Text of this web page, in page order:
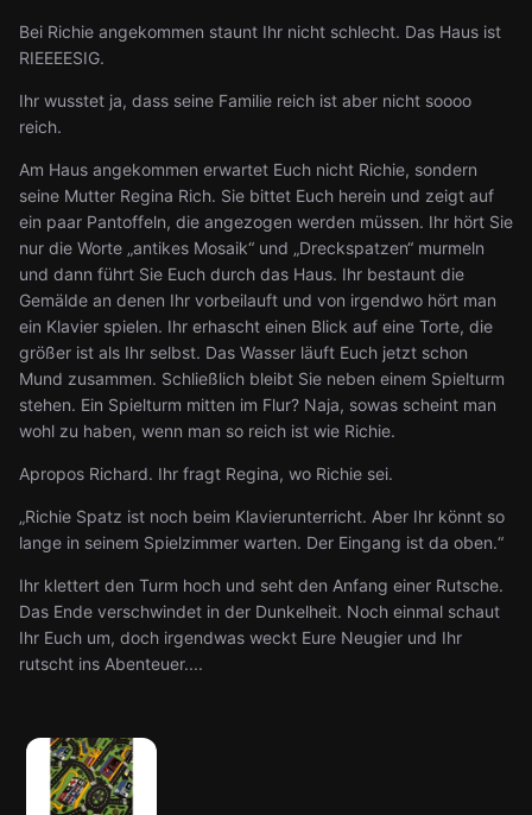
Bei Richie angekommen staunt Ihr nicht schlecht. Das Haus ist
RIEEEESIG.
Ihr wusstet ja, dass seine Familie reich ist aber nicht soooo
reich.
Am Haus angekommen erwartet Euch nicht Richie, sondern
seine Mutter Regina Rich. Sie bittet Euch herein und zeigt auf
ein paar Pantoffeln, die angezogen werden müssen. Ihr hört Sie
nur die Worte „antikes Mosaik“ und „Dreckspatzen“ murmeln
und dann führt Sie Euch durch das Haus. Ihr bestaunt die
Gemälde an denen Ihr vorbeilauft und von irgendwo hört man
ein Klavier spielen. Ihr erhascht einen Blick auf eine Torte, die
größer ist als Ihr selbst. Das Wasser läuft Euch jetzt schon
Mund zusammen. Schließlich bleibt Sie neben einem Spielturm
stehen. Ein Spielturm mitten im Flur? Naja, sowas scheint man
wohl zu haben, wenn man so reich ist wie Richie.
Apropos Richard. Ihr fragt Regina, wo Richie sei.
„Richie Spatz ist noch beim Klavierunterricht. Aber Ihr könnt so
lange in seinem Spielzimmer warten. Der Eingang ist da oben.“
Ihr klettert den Turm hoch und seht den Anfang einer Rutsche.
Das Ende verschwindet in der Dunkelheit. Noch einmal schaut
Ihr Euch um, doch irgendwas weckt Eure Neugier und Ihr
rutscht ins Abenteuer....